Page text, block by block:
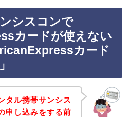
シスコンで
カードが使えない
カード
タル携帯サンシス
申し込みをする前